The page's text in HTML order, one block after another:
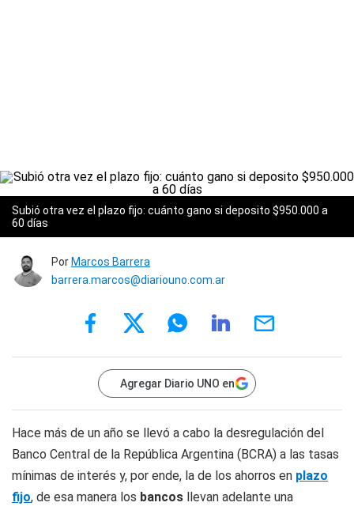
Subió otra vez el plazo fijo: cuánto gano si deposito $950.000 a
60 días
Por Marcos Barrera
barrera.marcos@diariouno.com.ar
Agregar Diario UNO en
Hace más de un año se llevó a cabo la desregulación del
Banco Central de la República Argentina (BCRA) a las tasas
mínimas de interés y, por ende, la de los ahorros en plazo
fijo, de esa manera los bancos llevan adelante una